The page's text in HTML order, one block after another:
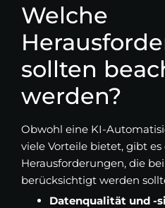
Welche
sollten
werden?
Obwohl eine KI-
viele Vorteile bietet, gibt
Herausforderungen, die
berücksichtigt werden
Datenqualität und -